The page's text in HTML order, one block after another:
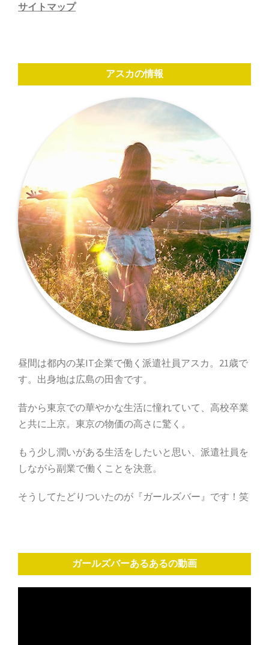
サイトマップ
アスカの情報
昼間は都内の某IT企業で働く派遣社員アスカ。21歳で
す。出身地は広島の田舎です。
昔から東京での華やかな生活に憧れていて、高校卒業
と共に上京。東京の物価の高さに驚く。
もう少し潤いがある生活をしたいと思い、派遣社員を
しながら副業で働くことを決意。
そうしてたどりついたのが『ガールズバー』です！笑
ガールズバーあるあるの動画